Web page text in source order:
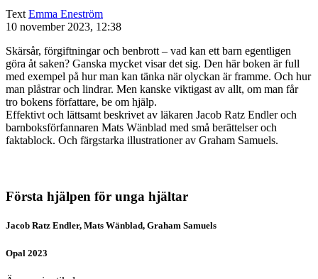
Text Emma Eneström
10 november 2023, 12:38
Skärsår, förgiftningar och benbrott – vad kan ett barn egentligen
göra åt saken? Ganska mycket visar det sig. Den här boken är full
med exempel på hur man kan tänka när olyckan är framme. Och hur
man plåstrar och lindrar. Men kanske viktigast av allt, om man får
tro bokens författare, be om hjälp.
Effektivt och lättsamt beskrivet av läkaren Jacob Ratz Endler och
barnboksförfannaren Mats Wänblad med små berättelser och
faktablock. Och färgstarka illustrationer av Graham Samuels.
Första hjälpen för unga hjältar
Jacob Ratz Endler, Mats Wänblad, Graham Samuels
Opal 2023